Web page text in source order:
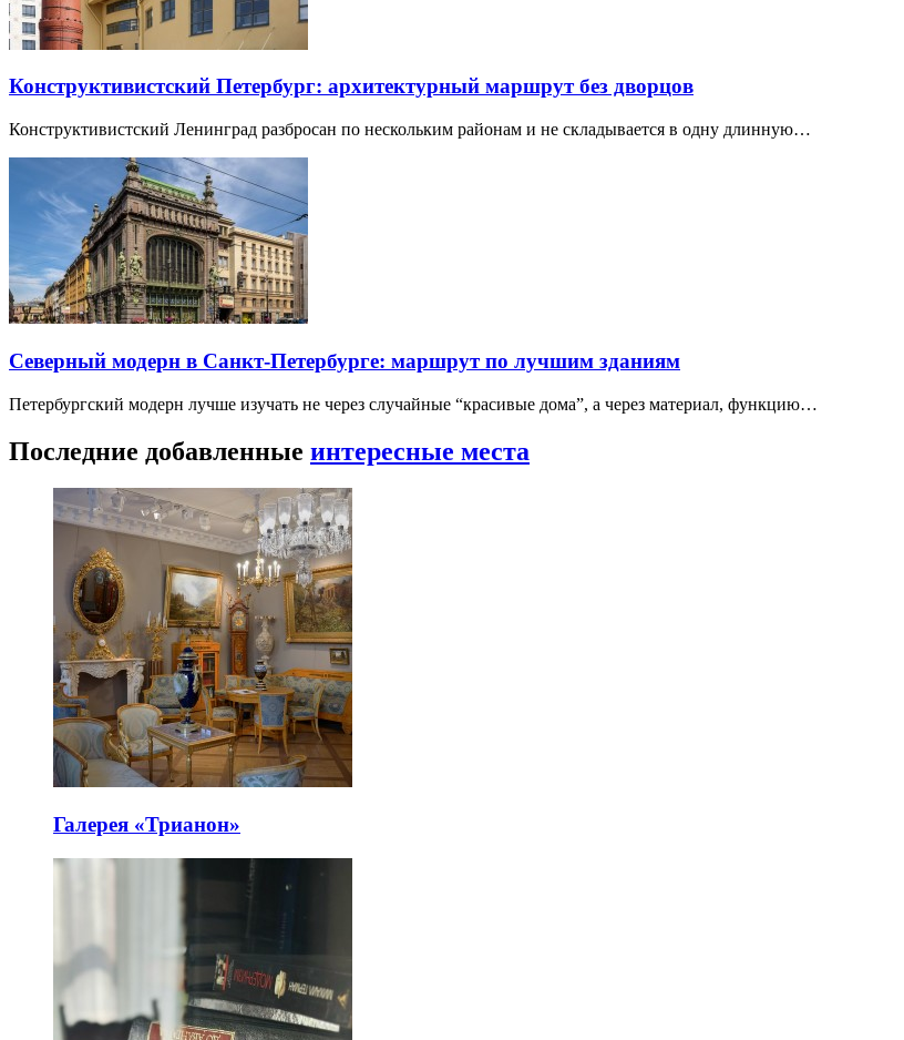
Конструктивистский Петербург: архитектурный маршрут без дворцов
Конструктивистский Ленинград разбросан по нескольким районам и не складывается в одну длинную…
Северный модерн в Санкт-Петербурге: маршрут по лучшим зданиям
Петербургский модерн лучше изучать не через случайные “красивые дома”, а через материал, функцию…
Последние добавленные интересные места
Галерея «Трианон»